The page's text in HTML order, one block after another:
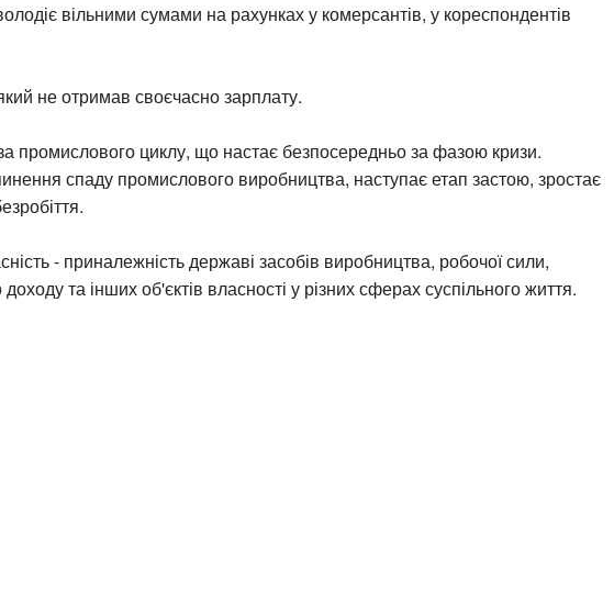
вільними сумами на рахунках у комерсантів, у кореспондентів
не отримав своєчасно зарплату.
промислового циклу, що настає безпосередньо за фазою кризи.
спаду промислового виробництва, наступає етап застою, зростає
- приналежність державі засобів виробництва, робочої сили,
та інших об'єктів власності у різних сферах суспільного життя.